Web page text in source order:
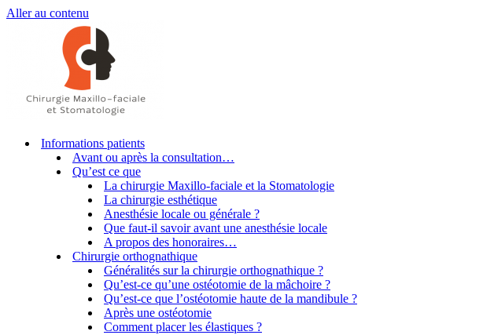
Aller au contenu
Informations patients
Avant ou après la consultation…
Qu’est ce que
La chirurgie Maxillo-faciale et la Stomatologie
La chirurgie esthétique
Anesthésie locale ou générale ?
Que faut-il savoir avant une anesthésie locale
A propos des honoraires…
Chirurgie orthognathique
Généralités sur la chirurgie orthognathique ?
Qu’est-ce qu’une ostéotomie de la mâchoire ?
Qu’est-ce que l’ostéotomie haute de la mandibule ?
Après une ostéotomie
Comment placer les élastiques ?